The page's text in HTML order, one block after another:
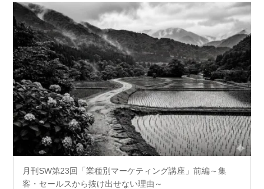
月刊SW第23回「業種別マーケティング講座」前編～集
客・セールスから抜け出せない理由～